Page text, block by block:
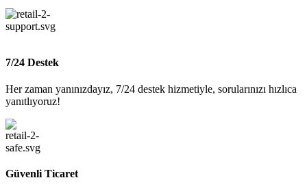
7/24 Destek
Her zaman yanınızdayız, 7/24 destek hizmetiyle, sorularınızı hızlıca
yanıtlıyoruz!
Güvenli Ticaret